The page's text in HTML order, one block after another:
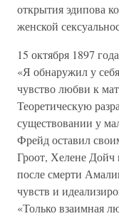
открытия эдипова
женской
15 октября 1897
«Я обнаружил у
чувство любви к
Теоретическую
существовании у
Фрейд оставил
Гроот, Хелене
после смерти
чувств и
«Только взаимная